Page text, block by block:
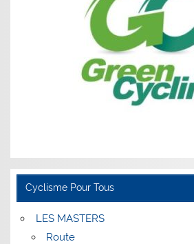
Cyclisme Pour Tous
LES MASTERS
Route